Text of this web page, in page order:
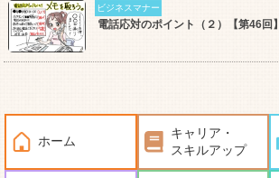
ビジネスマナー
電話応対のポイント（２）【第46回】
ホーム
キャリア・
スキルアップ